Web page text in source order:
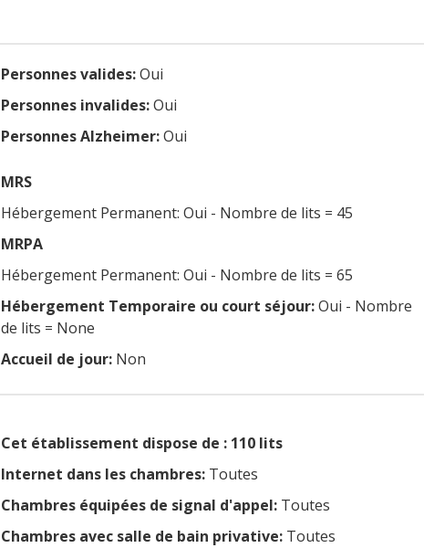
Personnes valides:Oui
Personnes invalides:Oui
Personnes Alzheimer:Oui
MRS
Hébergement Permanent: Oui - Nombre de lits = 45
MRPA
Hébergement Permanent: Oui - Nombre de lits = 65
Hébergement Temporaire ou court séjour:Oui - Nombre
de lits = None
Accueil de jour: Non
Cet établissement dispose de : 110 lits
Internet dans les chambres: Toutes
Chambres équipées de signal d'appel: Toutes
Chambres avec salle de bain privative: Toutes